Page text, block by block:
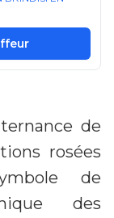
de
rosées
de
des